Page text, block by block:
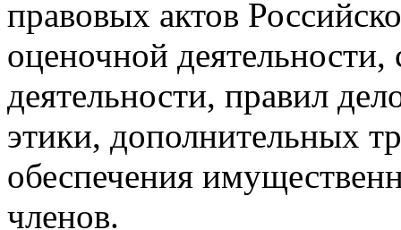
правовых актов
оценочной
деятельности, правил
этики, дополнительных
обеспечения
членов.